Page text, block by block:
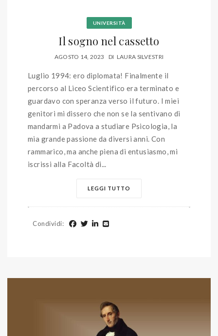
UNIVERSITÀ
Il sogno nel cassetto
AGOSTO 14, 2023 DI LAURA SILVESTRI
Luglio 1994: ero diplomata! Finalmente il
percorso al Liceo Scientifico era terminato e
guardavo con speranza verso il futuro. I miei
genitori mi dissero che non se la sentivano di
mandarmi a Padova a studiare Psicologia, la
mia grande passione da diversi anni. Con
rammarico, ma anche piena di entusiasmo, mi
iscrissi alla Facoltà di...
LEGGI TUTTO
Condividi: